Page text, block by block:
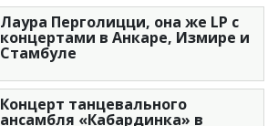
Лаура Перголицци, она же LP с
концертами в Анкаре, Измире и
Стамбуле
Концерт танцевального
ансамбля «Кабардинка» в